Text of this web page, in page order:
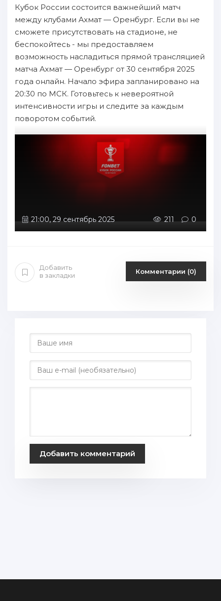
Кубок России состоится важнейший матч
между клубами Ахмат — Оренбург. Если вы не
сможете присутствовать на стадионе, не
беспокойтесь - мы предоставляем
возможность насладиться прямой трансляцией
матча Ахмат — Оренбург от 30 сентября 2025
года онлайн. Начало эфира запланировано на
20:30 по МСК. Готовьтесь к невероятной
интенсивности игры и следите за каждым
поворотом событий.
21:00, 29 сентябрь 2025 211 0
Добавить
в закладки
Комментарии (0)
Добавить комментарий